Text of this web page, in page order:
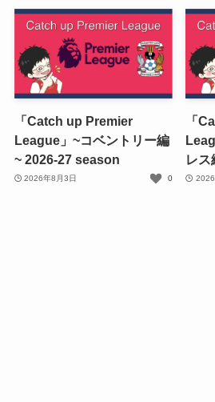
「Catch up Premier
League」~コベントリー編
~ 2026-27 season
2026年8月3日 0
「
レ